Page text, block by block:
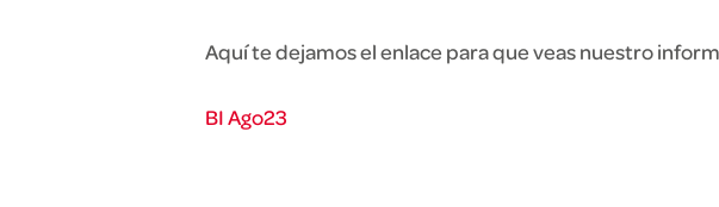
Aquí te dejamos el enlace para que veas nuestro
BI Ago23